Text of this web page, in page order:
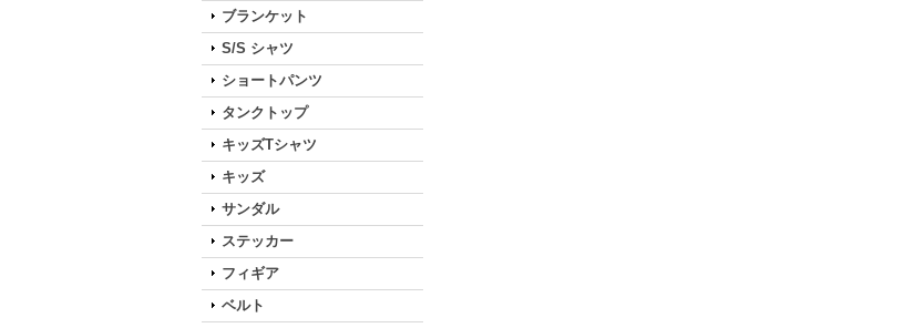
ブランケット
S/S シャツ
ショートパンツ
タンクトップ
キッズTシャツ
キッズ
サンダル
ステッカー
フィギア
ベルト